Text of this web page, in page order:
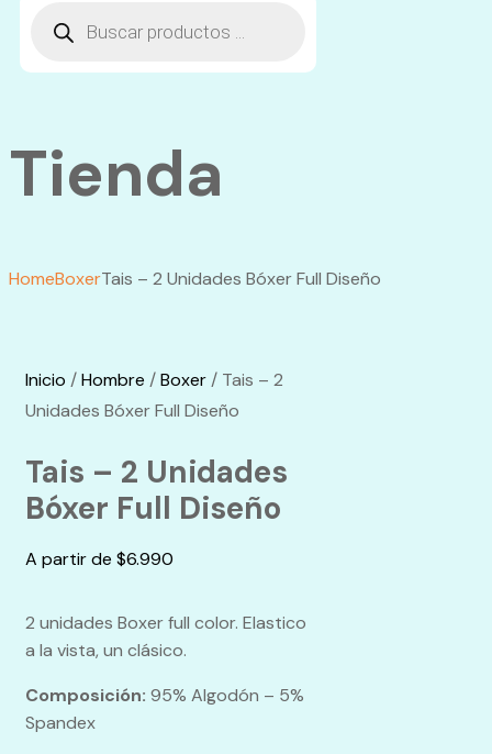
Tienda
HomeBoxerTais – 2 Unidades Bóxer Full Diseño
Inicio /Hombre /Boxer / Tais – 2
Unidades Bóxer Full Diseño
Tais – 2 Unidades
Bóxer Full Diseño
A partir de $6.990
2 unidades Boxer full color. Elastico
a la vista, un clásico.
Composición: 95% Algodón – 5%
Spandex